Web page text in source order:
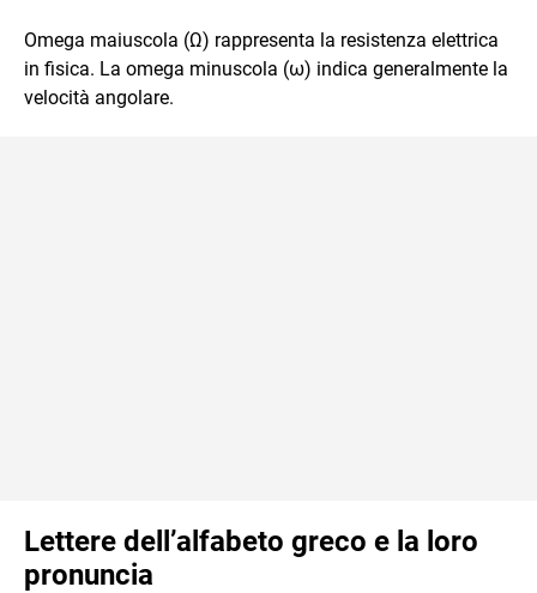
Omega maiuscola (Ω) rappresenta la resistenza elettrica
in fisica. La omega minuscola (ω) indica generalmente la
velocità angolare.
Lettere dell’alfabeto greco e la loro
pronuncia